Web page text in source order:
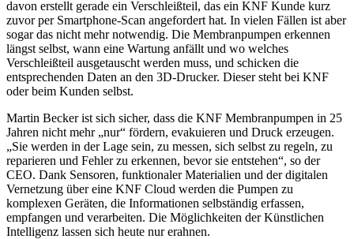
davon erstellt gerade ein Verschleißteil, das ein KNF Kunde kurz
zuvor per Smartphone-Scan angefordert hat. In vielen Fällen ist aber
sogar das nicht mehr notwendig. Die Membranpumpen erkennen
längst selbst, wann eine Wartung anfällt und wo welches
Verschleißteil ausgetauscht werden muss, und schicken die
entsprechenden Daten an den 3D-Drucker. Dieser steht bei KNF
oder beim Kunden selbst.
Martin Becker ist sich sicher, dass die KNF Membranpumpen in 25
Jahren nicht mehr „nur“ fördern, evakuieren und Druck erzeugen.
„Sie werden in der Lage sein, zu messen, sich selbst zu regeln, zu
reparieren und Fehler zu erkennen, bevor sie entstehen“, so der
CEO. Dank Sensoren, funktionaler Materialien und der digitalen
Vernetzung über eine KNF Cloud werden die Pumpen zu
komplexen Geräten, die Informationen selbständig erfassen,
empfangen und verarbeiten. Die Möglichkeiten der Künstlichen
Intelligenz lassen sich heute nur erahnen.